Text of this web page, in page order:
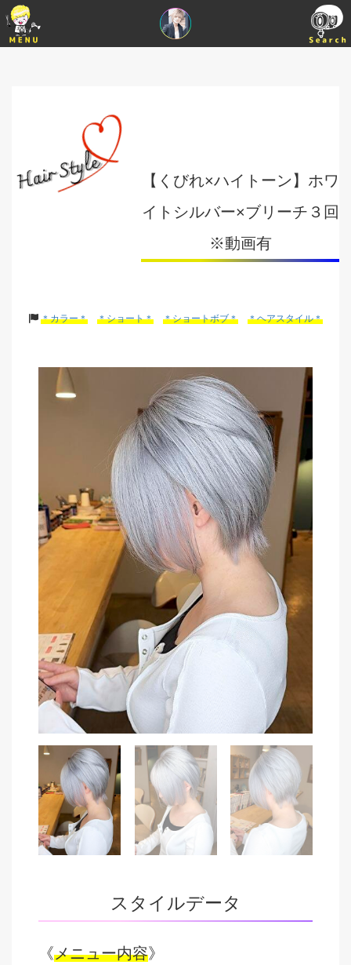
【くびれ×ハイトーン】ホワ
イトシルバー×ブリーチ３回
※動画有
＊カラー＊ ＊ショート＊ ＊ショートボブ＊ ＊ヘアスタイル＊
スタイルデータ
《メニュー内容》